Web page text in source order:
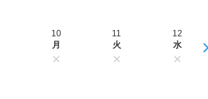
10
月
11
火
12
水